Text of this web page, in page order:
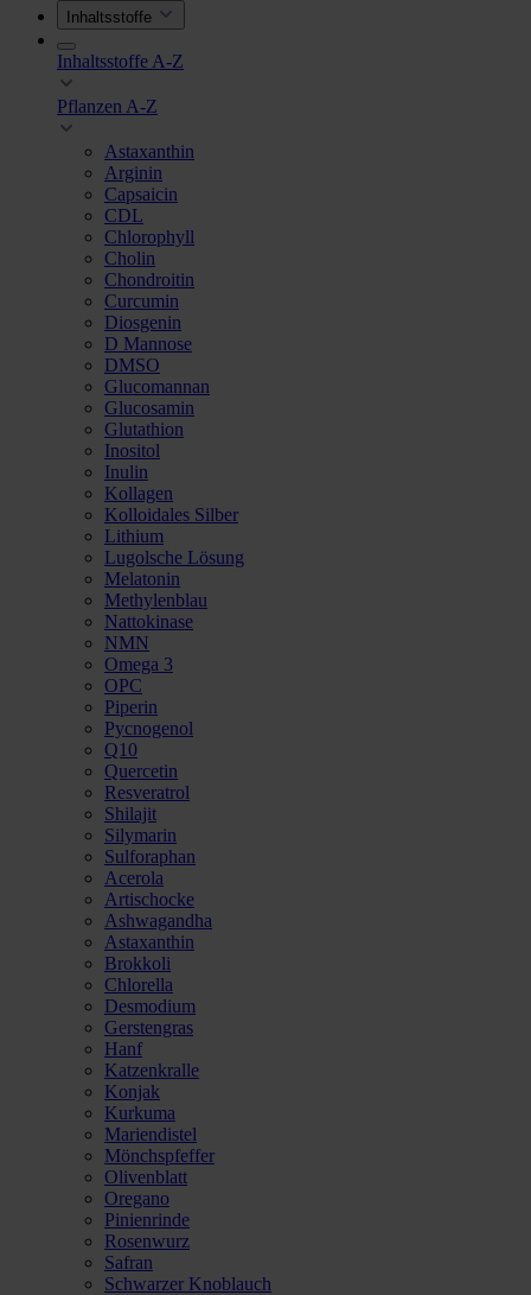
Inhaltsstoffe
Inhaltsstoffe A-Z
Pflanzen A-Z
Astaxanthin
Arginin
Capsaicin
CDL
Chlorophyll
Cholin
Chondroitin
Curcumin
Diosgenin
D Mannose
DMSO
Glucomannan
Glucosamin
Glutathion
Inositol
Inulin
Kollagen
Kolloidales Silber
Lithium
Lugolsche Lösung
Melatonin
Methylenblau
Nattokinase
NMN
Omega 3
OPC
Piperin
Pycnogenol
Q10
Quercetin
Resveratrol
Shilajit
Silymarin
Sulforaphan
Acerola
Artischocke
Ashwagandha
Astaxanthin
Brokkoli
Chlorella
Desmodium
Gerstengras
Hanf
Katzenkralle
Konjak
Kurkuma
Mariendistel
Mönchspfeffer
Olivenblatt
Oregano
Pinienrinde
Rosenwurz
Safran
Schwarzer Knoblauch